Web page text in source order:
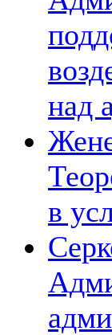
над
в